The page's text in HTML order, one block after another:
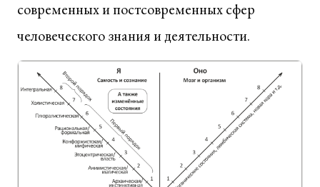
современных и постсовременных сфер
человеческого знания и деятельности.